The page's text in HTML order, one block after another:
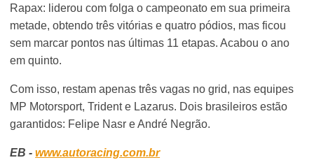
Rapax: liderou com folga o campeonato em sua primeira
metade, obtendo três vitórias e quatro pódios, mas ficou
sem marcar pontos nas últimas 11 etapas. Acabou o ano
em quinto.
Com isso, restam apenas três vagas no grid, nas equipes
MP Motorsport, Trident e Lazarus. Dois brasileiros estão
garantidos: Felipe Nasr e André Negrão.
EB -www.autoracing.com.br